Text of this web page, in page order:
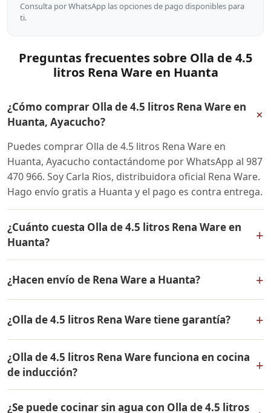
Consulta por WhatsApp las opciones de pago disponibles para
ti.
Preguntas frecuentes sobre Olla de 4.5
litros Rena Ware en Huanta
¿Cómo comprar Olla de 4.5 litros Rena Ware en
Huanta, Ayacucho?
+
Puedes comprar Olla de 4.5 litros Rena Ware en
Huanta, Ayacucho contactándome por WhatsApp al 987
470 966. Soy Carla Rios, distribuidora oficial Rena Ware.
Hago envío gratis a Huanta y el pago es contra entrega.
¿Cuánto cuesta Olla de 4.5 litros Rena Ware en
Huanta?
+
todo el Perú. Contáctame por WhatsApp para conocer
el precio actual, promociones disponibles y facilidades
de pago en cuotas desde el 10% de inicial.
¿Hacen envío de Rena Ware a Huanta? +
a Huanta, Ayacucho y a todo el Perú. El pago es contra
entrega.
¿Olla de 4.5 litros Rena Ware tiene garantía? +
vida contra defectos de fabricación. Todos los
productos Rena Ware están fabricados en acero
inoxidable quirúrgico 18/10 de la más alta calidad.
¿Olla de 4.5 litros Rena Ware funciona en cocina
de inducción?
+
¿Se puede cocinar sin agua con Olla de 4.5 litros